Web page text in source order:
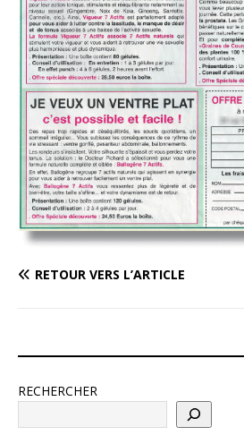
RETOUR VERS L’ARTICLE
RECHERCHER